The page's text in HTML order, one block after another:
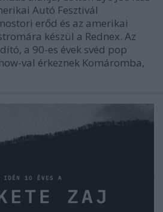
Autó Fesztivál
erőd és az amerikai
készül a Rednex. Az
a 90-es évek svéd pop
val érkeznek Komáromba,